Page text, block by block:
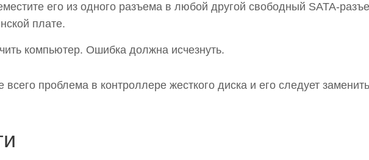
его из одного разъема в любой другой свободный SATA-
плате.
компьютер. Ошибка должна исчезнуть.
проблема в контроллере жесткого диска и его следует